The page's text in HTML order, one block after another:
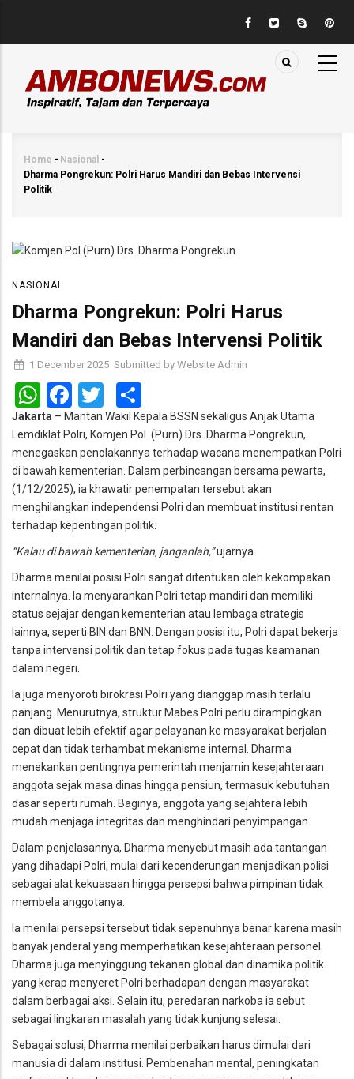
main
Breadcrumb
Home - Nasional -
Dharma Pongrekun: Polri Harus Mandiri dan Bebas Intervensi
Politik
NASIONAL
Dharma Pongrekun: Polri Harus
Mandiri dan Bebas Intervensi Politik
1 December 2025 Submitted by Website Admin
WhatsApp
Facebook
Twitter
Jakarta – Mantan Wakil Kepala BSSN sekaligus Anjak Utama
Lemdiklat Polri, Komjen Pol. (Purn) Drs. Dharma Pongrekun,
menegaskan penolakannya terhadap wacana menempatkan Polri
di bawah kementerian. Dalam perbincangan bersama pewarta,
(1/12/2025), ia khawatir penempatan tersebut akan
menghilangkan independensi Polri dan membuat institusi rentan
terhadap kepentingan politik.
“Kalau di bawah kementerian, janganlah,”ujarnya.
Dharma menilai posisi Polri sangat ditentukan oleh kekompakan
internalnya. Ia menyarankan Polri tetap mandiri dan memiliki
status sejajar dengan kementerian atau lembaga strategis
lainnya, seperti BIN dan BNN. Dengan posisi itu, Polri dapat bekerja
tanpa intervensi politik dan tetap fokus pada tugas keamanan
dalam negeri.
Ia juga menyoroti birokrasi Polri yang dianggap masih terlalu
panjang. Menurutnya, struktur Mabes Polri perlu dirampingkan
dan dibuat lebih efektif agar pelayanan ke masyarakat berjalan
cepat dan tidak terhambat mekanisme internal. Dharma
menekankan pentingnya pemerintah menjamin kesejahteraan
anggota sejak masa dinas hingga pensiun, termasuk kebutuhan
dasar seperti rumah. Baginya, anggota yang sejahtera lebih
mudah menjaga integritas dan menghindari penyimpangan.
Dalam penjelasannya, Dharma menyebut masih ada tantangan
yang dihadapi Polri, mulai dari kecenderungan menjadikan polisi
sebagai alat kekuasaan hingga persepsi bahwa pimpinan tidak
membela anggotanya.
Ia menilai persepsi tersebut tidak sepenuhnya benar karena masih
banyak jenderal yang memperhatikan kesejahteraan personel.
Dharma juga menyinggung tekanan global dan dinamika politik
yang kerap menyeret Polri berhadapan dengan masyarakat
dalam berbagai aksi. Selain itu, peredaran narkoba ia sebut
sebagai lingkaran masalah yang tidak kunjung selesai.
Sebagai solusi, Dharma menilai perbaikan harus dimulai dari
manusia di dalam institusi. Pembenahan mental, peningkatan